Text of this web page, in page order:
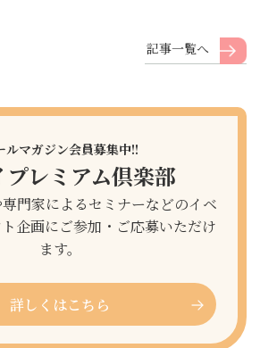
記事一覧へ
ルマガジン会員募集中!!
プレミアム倶楽部
門家によるセミナーなどのイベ
企画にご参加・ご応募いただけ
ます。
詳しくはこちら